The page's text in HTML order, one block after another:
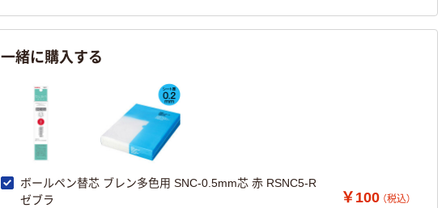
一緒に購入する
ボールペン替芯 ブレン多色用 SNC-0.5mm芯 赤 RSNC5-R
ゼブラ
￥100 （税込）